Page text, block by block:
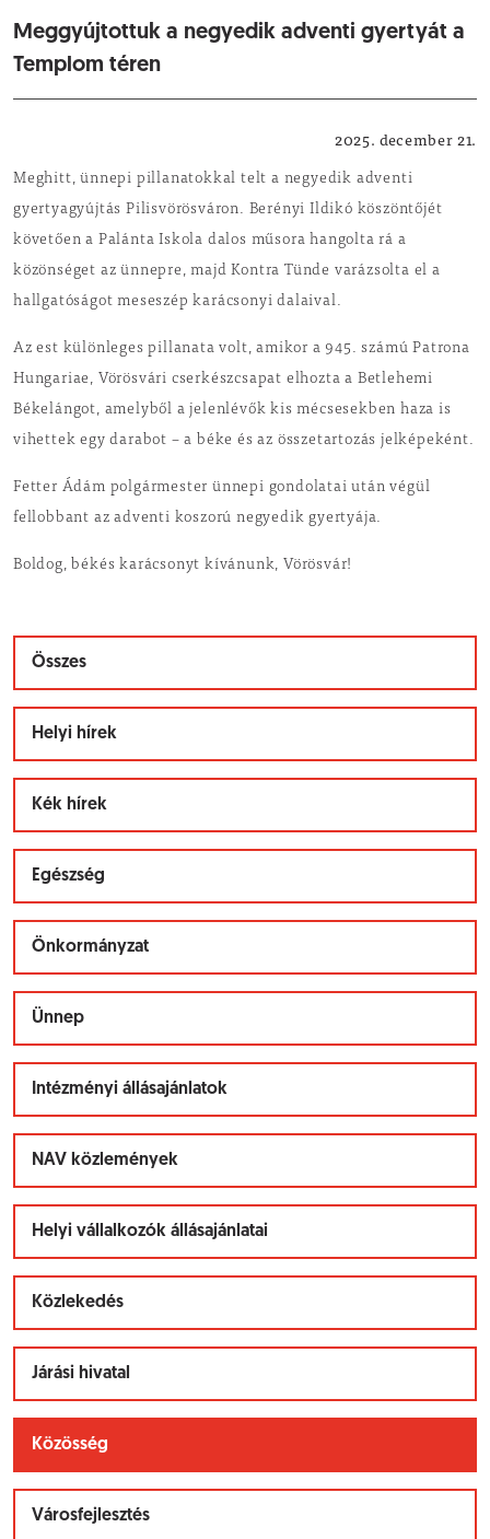
Meggyújtottuk a negyedik adventi gyertyát a
Templom téren
2025. december 21.
Meghitt, ünnepi pillanatokkal telt a negyedik adventi
gyertyagyújtás Pilisvörösváron. Berényi Ildikó köszöntőjét
követően a Palánta Iskola dalos műsora hangolta rá a
közönséget az ünnepre, majd Kontra Tünde varázsolta el a
hallgatóságot meseszép karácsonyi dalaival.
Az est különleges pillanata volt, amikor a 945. számú Patrona
Hungariae, Vörösvári cserkészcsapat elhozta a Betlehemi
Békelángot, amelyből a jelenlévők kis mécsesekben haza is
vihettek egy darabot – a béke és az összetartozás jelképeként.
Fetter Ádám polgármester ünnepi gondolatai után végül
fellobbant az adventi koszorú negyedik gyertyája.
Boldog, békés karácsonyt kívánunk, Vörösvár!
Összes
Helyi hírek
Kék hírek
Egészség
Önkormányzat
Ünnep
Intézményi állásajánlatok
NAV közlemények
Helyi vállalkozók állásajánlatai
Közlekedés
Járási hivatal
Közösség
Városfejlesztés